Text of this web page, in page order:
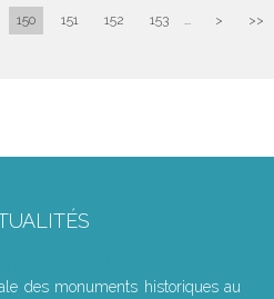
150 151 152 153 ... > >>
des monuments historiques au